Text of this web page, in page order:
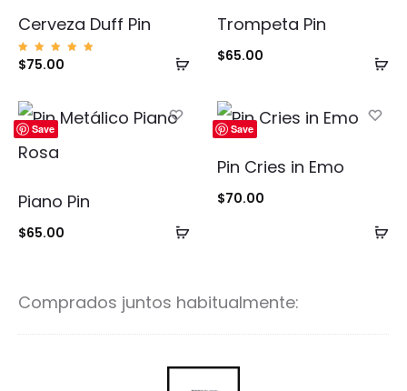
Añadir
carrito
Cerveza Duff Pin
Valorad
o con
$75.00
Trompeta Pin
$65.00
Save
Añadir
Piano Pin
$65.00
Save
Pin Cries in Emo
$70.00
Comprados juntos habitualmente:
P